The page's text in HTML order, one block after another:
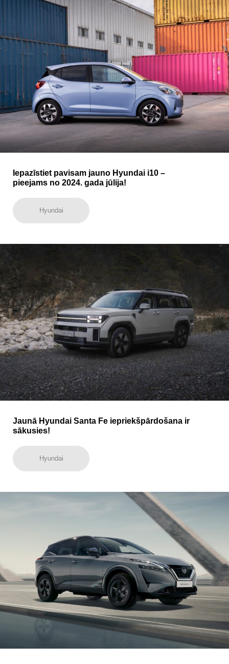
Iepazīstiet pavisam jauno Hyundai i10 –
pieejams no 2024. gada jūlija!
Hyundai
Jaunā Hyundai Santa Fe iepriekšpārdošana ir
sākusies!
Hyundai